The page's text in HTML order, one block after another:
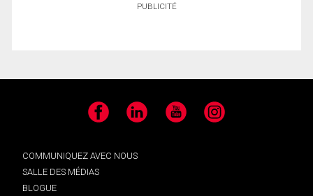
PUBLICITÉ
Facebook LinkedIn YouTube Instagram
COMMUNIQUEZ AVEC NOUS
SALLE DES MÉDIAS
BLOGUE